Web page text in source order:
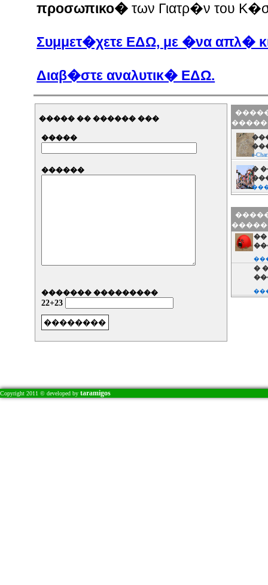
προσωπικο�των Γιατρ�ν του
Συμμετ�χετε ΕΔΩ, με �να απλ�
Διαβ�στε αναλυτικ� ΕΔΩ.
����� �� ������ ���
�����
������
������� ���������
22+23
e-
�
e-
��
e-
e-
��
�
Copyright 2011 © developed by taramigos